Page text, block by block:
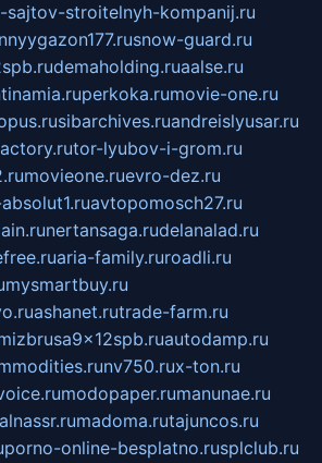
sajtov-stroitelnyh-kompanij.ru
snow-guard.ru
demaholding.ruaalse.ru
perkoka.rumovie-one.ru
sibarchives.ruandreislyusar.ru
tor-lyubov-i-grom.ru
movieone.ruevro-dez.ru
avtopomosch27.ru
nertansaga.rudelanalad.ru
aria-family.ruroadli.ru
mysmartbuy.ru
ashanet.rutrade-farm.ru
autodamp.ru
nv750.rux-ton.ru
modopaper.rumanunae.ru
madoma.rutajuncos.ru
porno-online-besplatno.rusplclub.ru